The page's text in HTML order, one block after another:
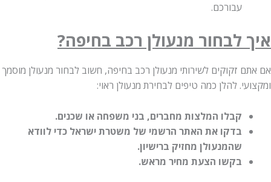
עבורכם.
איך לבחור מנעולן רכב בחיפה?
אם אתם זקוקים לשירותי מנעולן רכב בחיפה, חשוב לבחור מנעולן מוסמך
ומקצועי. להלן כמה טיפים לבחירת מנעולן ראוי:
קבלו המלצות מחברים, בני משפחה או שכנים.
בדקו את האתר הרשמי של משטרת ישראל כדי לוודא
שהמנעולן מחזיק ברישיון.
בקשו הצעת מחיר מראש.